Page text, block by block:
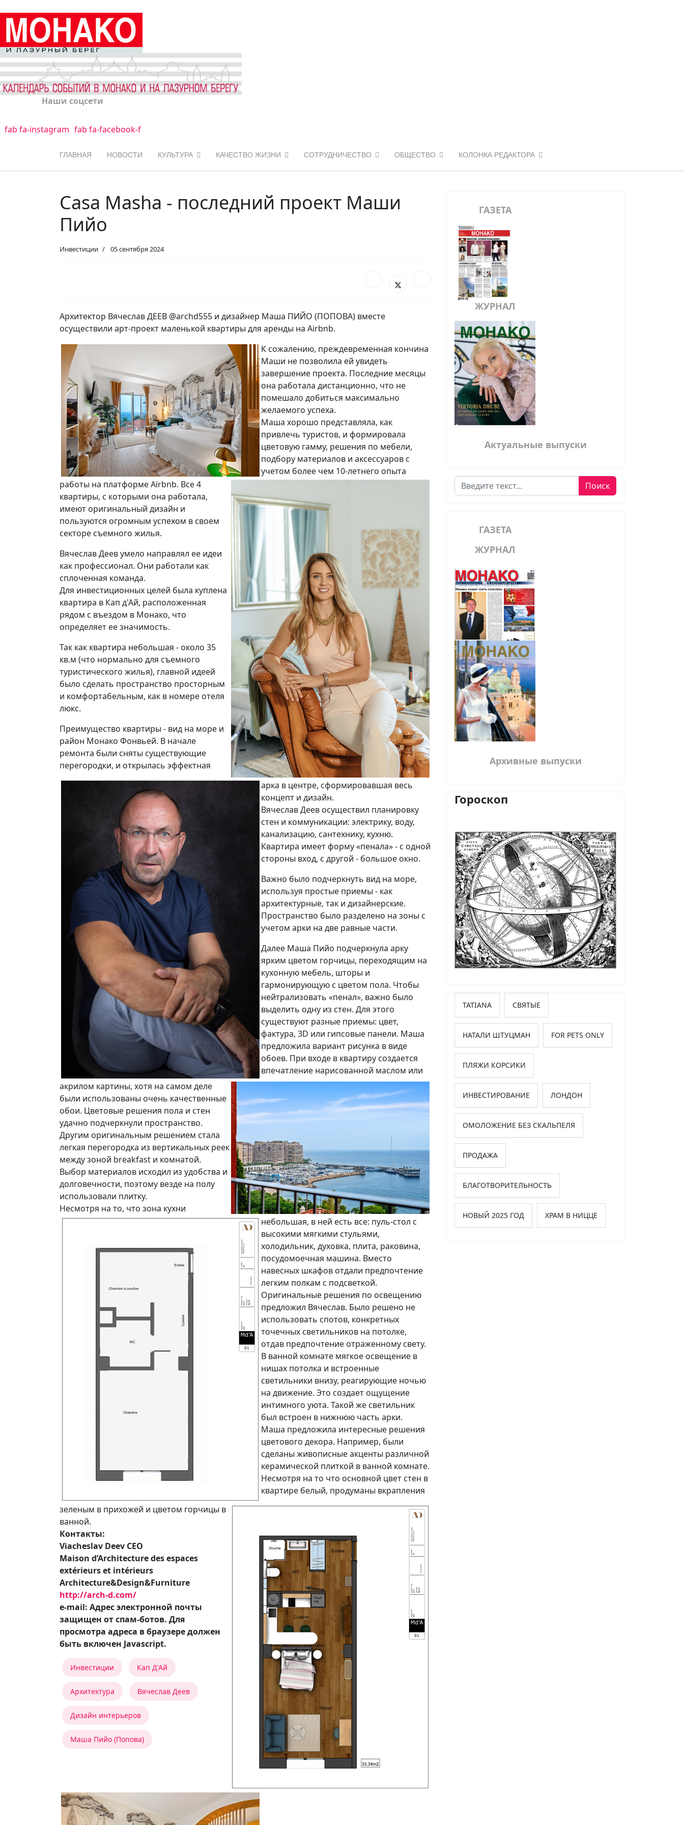
Наши соцсети
fab fa-instagram fab fa-facebook-f
ГЛАВНАЯ НОВОСТИ КУЛЬТУРА КАЧЕСТВО ЖИЗНИ СОТРУДНИЧЕСТВО ОБЩЕСТВО КОЛОНКА РЕДАКТОРА
Casa Masha - последний проект Маши
Пийо
Инвестиции 05 сентября 2024
Архитектор Вячеслав ДЕЕВ @archd555 и дизайнер Маша ПИЙО (ПОПОВА) вместе
осуществили арт-проект маленькой квартиры для аренды на Airbnb.
К сожалению, преждевременная кончина
Маши не позволила ей увидеть
завершение проекта. Последние месяцы
она работала дистанционно, что не
помешало добиться максимально
желаемого успеха.
Маша хорошо представляла, как
привлечь туристов, и формировала
цветовую гамму, решения по мебели,
подбору материалов и аксессуаров с
учетом более чем 10-летнего опыта
работы на платформе Airbnb. Все 4
квартиры, с которыми она работала,
имеют оригинальный дизайн и
пользуются огромным успехом в своем
секторе съемного жилья.
Вячеслав Деев умело направлял ее идеи
как профессионал. Они работали как
сплоченная команда.
Для инвестиционных целей была куплена
квартира в Кап д'Ай, расположенная
рядом с въездом в Монако, что
определяет ее значимость.
Так как квартира небольшая - около 35
кв.м (что нормально для съемного
туристического жилья), главной идеей
было сделать пространство просторным
и комфортабельным, как в номере отеля
люкс.
Преимущество квартиры - вид на море и
район Монако Фонвьей. В начале
ремонта были сняты существующие
перегородки, и открылась эффектная
арка в центре, сформировавшая весь
концепт и дизайн.
Вячеслав Деев осуществил планировку
стен и коммуникации: электрику, воду,
канализацию, сантехнику, кухню.
Квартира имеет форму «пенала» - с одной
стороны вход, с другой - большое окно.
Важно было подчеркнуть вид на море,
используя простые приемы - как
архитектурные, так и дизайнерские.
Пространство было разделено на зоны с
учетом арки на две равные части.
Далее Маша Пийо подчеркнула арку
ярким цветом горчицы, переходящим на
кухонную мебель, шторы и
гармонирующую с цветом пола. Чтобы
нейтрализовать «пенал», важно было
выделить одну из стен. Для этого
существуют разные приемы: цвет,
фактура, 3D или гипсовые панели. Маша
предложила вариант рисунка в виде
обоев. При входе в квартиру создается
впечатление нарисованной маслом или
акрилом картины, хотя на самом деле
были использованы очень качественные
обои. Цветовые решения пола и стен
удачно подчеркнули пространство.
Другим оригинальным решением стала
легкая перегородка из вертикальных реек
между зоной breakfast и комнатой.
Выбор материалов исходил из удобства и
долговечности, поэтому везде на полу
использовали плитку.
Несмотря на то, что зона кухни
небольшая, в ней есть все: пуль-стол с
высокими мягкими стульями,
холодильник, духовка, плита, раковина,
посудомоечная машина. Вместо
навесных шкафов отдали предпочтение
легким полкам с подсветкой.
Оригинальные решения по освещению
предложил Вячеслав. Было решено не
использовать спотов, конкретных
точечных светильников на потолке,
отдав предпочтение отраженному свету.
В ванной комнате мягкое освещение в
нишах потолка и встроенные
светильники внизу, реагирующие ночью
на движение. Это создает ощущение
интимного уюта. Такой же светильник
был встроен в нижнюю часть арки.
Маша предложила интересные решения
цветового декора. Например, были
сделаны живописные акценты различной
керамической плиткой в ванной комнате.
Несмотря на то что основной цвет стен в
квартире белый, продуманы вкрапления
зеленым в прихожей и цветом горчицы в
ванной.
Контакты:
Viacheslav Deev CEO
Maison d’Architecture des espaces
extérieurs et intérieurs
Architecture&Design&Furniture
http://arch-d.com/
e-mail: Адрес электронной почты
защищен от спам-ботов. Для
просмотра адреса в браузере должен
быть включен Javascript.
Инвестиции Кап Д'Ай
Архитектура Вячеслав Деев
Дизайн интерьеров
Маша Пийо (Попова)
ГАЗЕТА
ЖУРНАЛ
Актуальные выпуски
Поиск Поиск
ГАЗЕТА
ЖУРНАЛ
Архивные выпуски
Гороскоп
TATIANA СВЯТЫЕ
НАТАЛИ ШТУЦМАН FOR PETS ONLY
ПЛЯЖИ КОРСИКИ
ИНВЕСТИРОВАНИЕ ЛОНДОН
ОМОЛОЖЕНИЕ БЕЗ СКАЛЬПЕЛЯ
ПРОДАЖА
БЛАГОТВОРИТЕЛЬНОСТЬ
НОВЫЙ 2025 ГОД ХРАМ В НИЦЦЕ